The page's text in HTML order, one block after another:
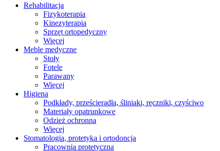
Rehabilitacja
Fizykoterapia
Kinezyterapia
Sprzęt ortopedyczny
Więcej
Meble medyczne
Stoły
Fotele
Parawany
Więcej
Higiena
Podkłady, prześcieradła, śliniaki, ręczniki, czyściwo
Materiały opatrunkowe
Odzież ochronna
Więcej
Stomatologia, protetyka i ortodoncja
Pracownia protetyczna